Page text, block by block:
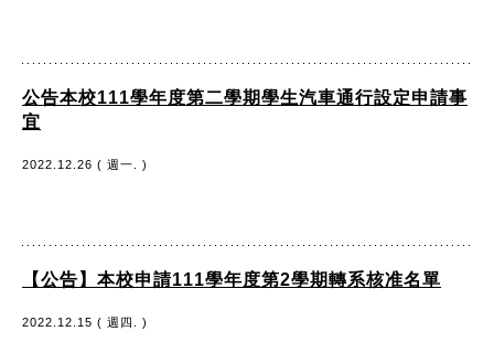
公告本校111學年度第二學期學生汽車通行設定申請事
宜
2022.12.26 ( 週一. )
【公告】本校申請111學年度第2學期轉系核准名單
2022.12.15 ( 週四. )